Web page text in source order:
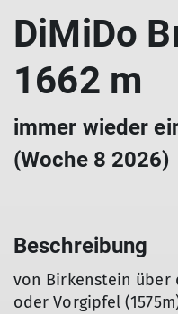
DiMiDo
1662 m
immer wieder
(Woche 8 2026)
Beschreibung
von Birkenstein über
oder Vorgipfel